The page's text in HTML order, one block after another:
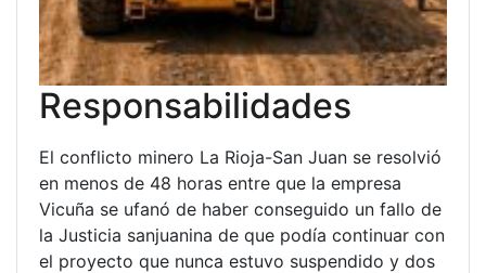
Responsabilidades
El conflicto minero La Rioja-San Juan se resolvió
en menos de 48 horas entre que la empresa
Vicuña se ufanó de haber conseguido un fallo de
la Justicia sanjuanina de que podía continuar con
el proyecto que nunca estuvo suspendido y dos